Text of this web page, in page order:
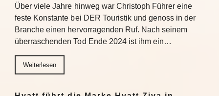
Über viele Jahre hinweg war Christoph Führer eine
feste Konstante bei DER Touristik und genoss in der
Branche einen hervorragenden Ruf. Nach seinem
überraschenden Tod Ende 2024 ist ihm ein…
Weiterlesen